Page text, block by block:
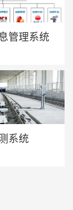
管理系统
设备可靠性：
工作聚焦在提
，促进被动维
警及检修智能
生命周期。
：管理层通
绩效指标，系
系统
统安装在正线
入段线上，具